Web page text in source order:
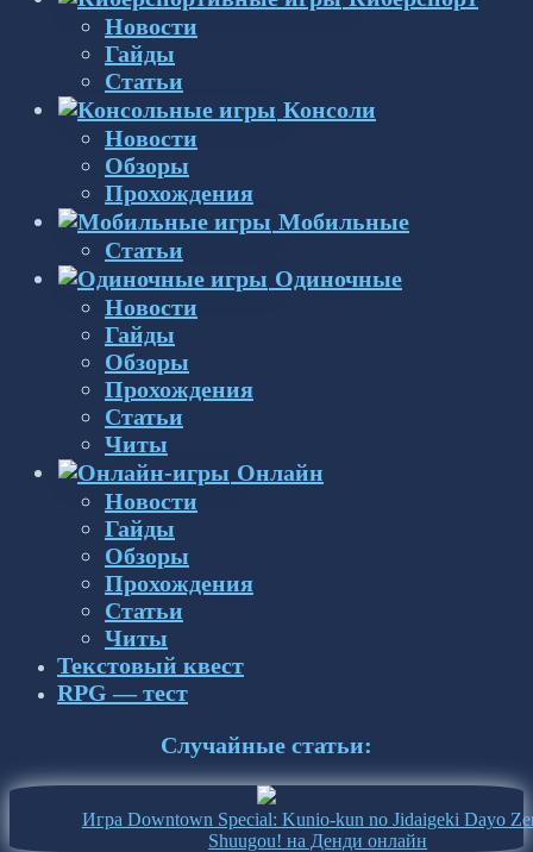
Новости
Гайды
Статьи
Консоли
Новости
Обзоры
Прохождения
Мобильные
Статьи
Одиночные
Новости
Гайды
Обзоры
Прохождения
Статьи
Читы
Онлайн
Новости
Гайды
Обзоры
Прохождения
Статьи
Читы
Текстовый квест
RPG — тест
Случайные статьи:
Игра Downtown Special: Kunio-kun no Jidaigeki Dayo
Shuugou! на Денди онлайн